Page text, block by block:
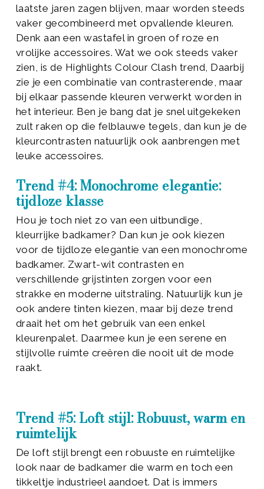
laatste jaren zagen blijven, maar worden steeds
vaker gecombineerd met opvallende kleuren.
Denk aan een wastafel in groen of roze en
vrolijke accessoires. Wat we ook steeds vaker
zien, is de Highlights Colour Clash trend, Daarbij
zie je een combinatie van contrasterende, maar
bij elkaar passende kleuren verwerkt worden in
het interieur. Ben je bang dat je snel uitgekeken
zult raken op die felblauwe tegels, dan kun je de
kleurcontrasten natuurlijk ook aanbrengen met
leuke accessoires.
Trend #4: Monochrome elegantie:
tijdloze klasse
Hou je toch niet zo van een uitbundige,
kleurrijke badkamer? Dan kun je ook kiezen
voor de tijdloze elegantie van een monochrome
badkamer. Zwart-wit contrasten en
verschillende grijstinten zorgen voor een
strakke en moderne uitstraling. Natuurlijk kun je
ook andere tinten kiezen, maar bij deze trend
draait het om het gebruik van een enkel
kleurenpalet. Daarmee kun je een serene en
stijlvolle ruimte creëren die nooit uit de mode
raakt.
Trend #5: Loft stijl: Robuust, warm en
ruimtelijk
De loft stijl brengt een robuuste en ruimtelijke
look naar de badkamer die warm en toch een
tikkeltje industrieel aandoet. Dat is immers